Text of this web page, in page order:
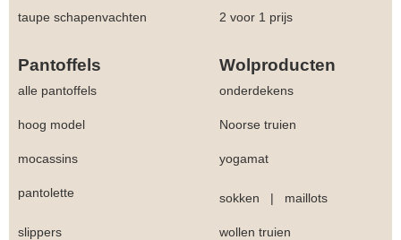
taupe schapenvachten 2 voor 1 prijs
Pantoffels Wolproducten
alle pantoffels onderdekens
hoog model Noorse truien
mocassins yogamat
pantolette sokken | maillots
slippers wollen truien